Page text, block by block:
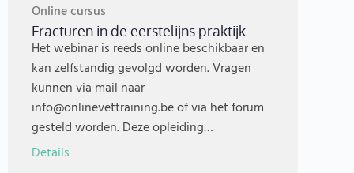
Online cursus
Fracturen in de eerstelijns praktijk
Het webinar is reeds online beschikbaar en
kan zelfstandig gevolgd worden. Vragen
kunnen via mail naar
info@onlinevettraining.be of via het forum
gesteld worden. Deze opleiding…
Details